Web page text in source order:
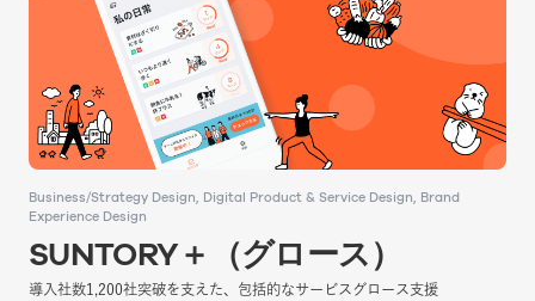
Business/Strategy Design Digital Product & Service Design
Brand
Experience Design
SUNTORY＋（グロース）
導入社数1,200社突破を支えた、包括的なサービスグロース支援
Business/Strategy Design Digital Product & Service Design
Brand
Experience Design
SUNTORY＋（グロース）
導入社数1,200社突破を支えた、包括的なサービスグロース支援